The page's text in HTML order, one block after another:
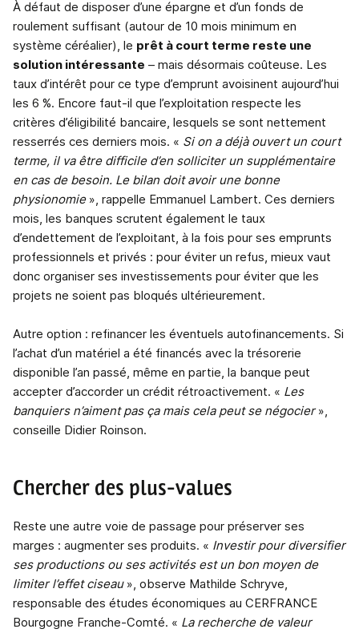
À défaut de disposer d’une épargne et d’un fonds de
roulement suffisant (autour de 10 mois minimum en
système céréalier), le prêt à court terme reste une
solution intéressante – mais désormais coûteuse. Les
taux d’intérêt pour ce type d’emprunt avoisinent aujourd’hui
les 6 %. Encore faut-il que l’exploitation respecte les
critères d’éligibilité bancaire, lesquels se sont nettement
resserrés ces derniers mois. « Si on a déjà ouvert un court
terme, il va être difficile d’en solliciter un supplémentaire
en cas de besoin. Le bilan doit avoir une bonne
physionomie», rappelle Emmanuel Lambert. Ces derniers
mois, les banques scrutent également le taux
d’endettement de l’exploitant, à la fois pour ses emprunts
professionnels et privés : pour éviter un refus, mieux vaut
donc organiser ses investissements pour éviter que les
projets ne soient pas bloqués ultérieurement.
Autre option : refinancer les éventuels autofinancements. Si
l’achat d’un matériel a été financés avec la trésorerie
disponible l’an passé, même en partie, la banque peut
accepter d’accorder un crédit rétroactivement. « Les
banquiers n’aiment pas ça mais cela peut se négocier»,
conseille Didier Roinson.
Chercher des plus-values
Reste une autre voie de passage pour préserver ses
marges : augmenter ses produits. « Investir pour diversifier
ses productions ou ses activités est un bon moyen de
limiter l’effet ciseau», observe Mathilde Schryve,
responsable des études économiques au CERFRANCE
Bourgogne Franche-Comté. « La recherche de valeur